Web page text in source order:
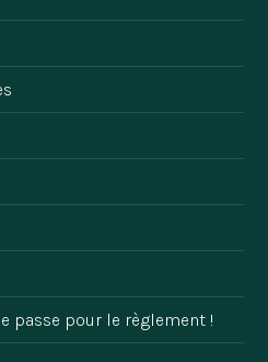
passe pour le règlement !